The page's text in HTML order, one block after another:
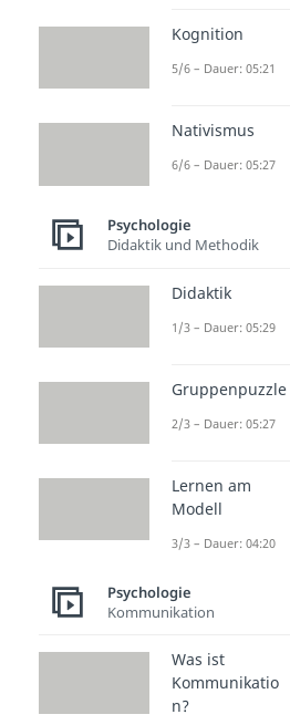
Schande! Es ist
Entscheidung,
sollte.
Am besten
Freund oder
Können eure
beseitigt
Schlussstrich zu
um dein eigenes
deine
schützen. Suche
nicht voreilig
Wann
Kognition
5/6 – Dauer: 05:21
Nativismus
6/6 – Dauer: 05:27
Psychologie
Didaktik und Methodik
Didaktik
1/3 – Dauer: 05:29
Gruppenpuzzle
2/3 – Dauer: 05:27
Lernen am
Modell
3/3 – Dauer: 04:20
Psychologie
Kommunikation
Was ist
Kommunikatio
n?